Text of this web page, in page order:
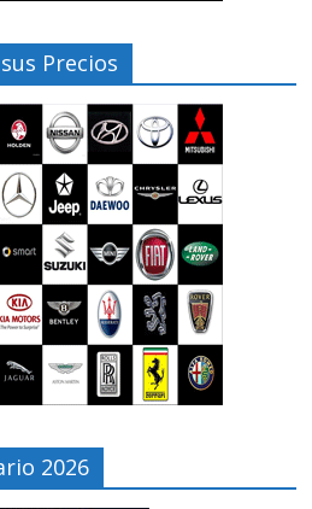
Precios
2026